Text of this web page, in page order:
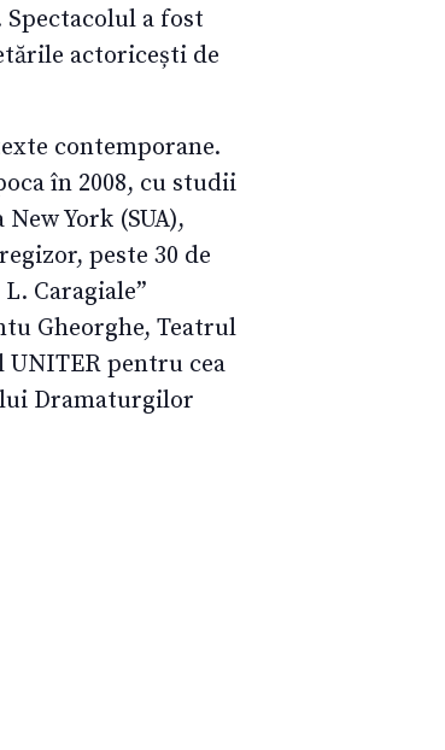
a fost
actoricești de
contemporane.
în 2008, cu studii
York (SUA),
peste 30 de
Caragiale”
Gheorghe, Teatrul
UNITER pentru cea
Dramaturgilor